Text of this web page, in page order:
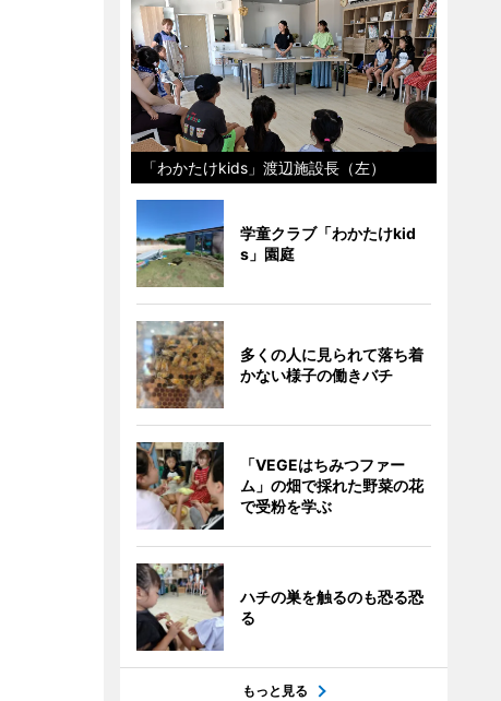
「わかたけkids」渡辺施設長（左）
学童クラブ「わかたけkid
s」園庭
多くの人に見られて落ち着
かない様子の働きバチ
「VEGEはちみつファー
ム」の畑で採れた野菜の花
で受粉を学ぶ
ハチの巣を触るのも恐る恐
る
もっと見る